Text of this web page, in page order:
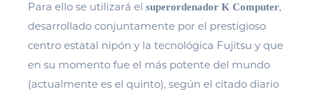
Para ello se utilizará el superordenador K Computer,
desarrollado conjuntamente por el prestigioso
centro estatal nipón y la tecnológica Fujitsu y que
en su momento fue el más potente del mundo
(actualmente es el quinto), según el citado diario